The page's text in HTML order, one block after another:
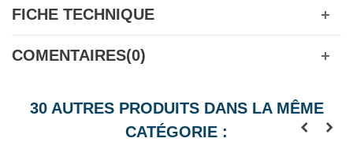
FICHE TECHNIQUE
COMENTAIRES(0)
30 AUTRES PRODUITS DANS LA MÊME
CATÉGORIE :